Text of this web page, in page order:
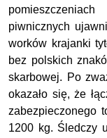
pomieszczeniach
piwnicznych
worków krajanki
bez polskich
skarbowej. Po
okazało się, że
zabezpieczonego
1200 kg. Śledczy